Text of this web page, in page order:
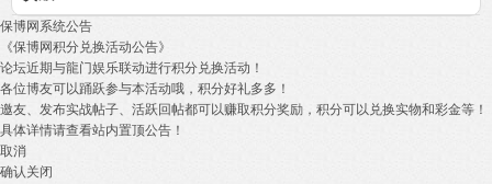
保博网系统公告
《保博网积分兑换活动公告》
论坛近期与龍门娱乐联动进行积分兑换活动！
各位博友可以踊跃参与本活动哦，积分好礼多多！
邀友、发布实战帖子、活跃回帖都可以赚取积分奖励，积分可以兑换实物和彩金等！
具体详情请查看站内置顶公告！
取消
确认关闭